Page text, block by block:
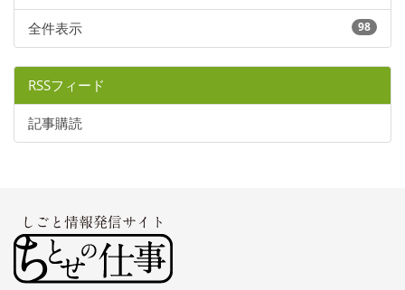
全件表示 98
RSSフィード
記事購読